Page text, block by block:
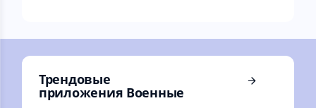
монеты.
противника
Трендовые
приложения Военные